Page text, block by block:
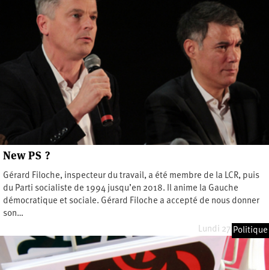
New PS ?
Gérard Filoche, inspecteur du travail, a été membre de la LCR, puis
du Parti socialiste de 1994 jusqu’en 2018. Il anime la Gauche
démocratique et sociale. Gérard Filoche a accepté de nous donner
son…
Lundi 27 juin 2022
Politique